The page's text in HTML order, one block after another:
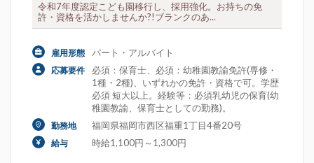
令和7年度認定こども園移行し、採用強化。お持ちの免
許・資格を活かしませんか?!ブランクのあ...
雇用形態 パート・アルバイト
応募要件
必須：保育士、必須：幼稚園教諭免許(専修・
1種・2種)、いずれかの免許・資格で可。学歴
必須 短大以上。経験等：必須乳幼児の保育(幼
稚園教諭、保育士としての勤務)。
勤務地 福岡県福岡市西区福重1丁目4番20号
給与 時給1,100円～1,300円